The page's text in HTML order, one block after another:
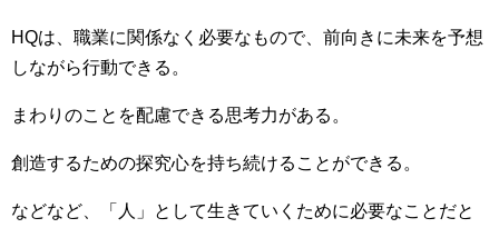
HQは、職業に関係なく必要なもので、前向きに未来を予想
しながら行動できる。
まわりのことを配慮できる思考力がある。
創造するための探究心を持ち続けることができる。
などなど、「人」として生きていくために必要なことだと